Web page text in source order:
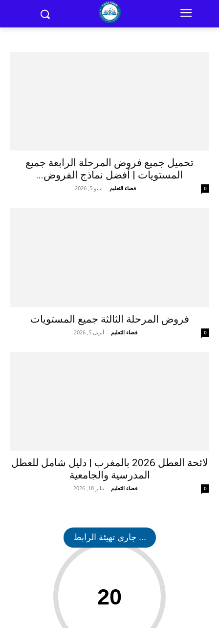
تحميل جميع فروض المرحلة الرابعة جميع
المستويات | أفضل نماذج الفروض...
فضاء التعليم - مايو 5, 2026 0
فروض المرحلة الثالثة جميع المستويات
فضاء التعليم - أبريل 5, 2026 0
لائحة العطل 2026 بالمغرب | دليل شامل للعطل
المدرسية والجامعية
فضاء التعليم - يناير 18, 2026 0
... جاري تهيئة الرابط
20